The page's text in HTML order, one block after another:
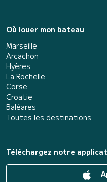
Où louer mon bateau
Marseille
Arcachon
Hyères
La Rochelle
Corse
Croatie
Baléares
Toutes les destinations
Téléchargez notre